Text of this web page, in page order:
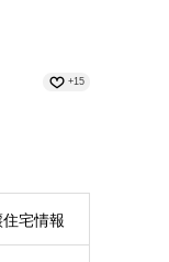
+15
宅情報